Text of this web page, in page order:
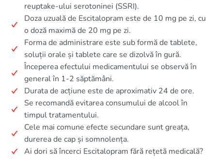
reuptake-ului serotoninei (SSRI).
Doza uzuală de Escitalopram este de 10 mg pe zi, cu
o doză maximă de 20 mg pe zi.
Forma de administrare este sub formă de tablete,
soluții orale și tablete care se dizolvă în gură.
Începerea efectului medicamentului se observă în
general în 1-2 săptămâni.
Durata de acțiune este de aproximativ 24 de ore.
Se recomandă evitarea consumului de alcool în
timpul tratamentului.
Cele mai comune efecte secundare sunt greața,
durerea de cap și somnolența.
Ai dori să încerci Escitalopram fără rețetă medicală?